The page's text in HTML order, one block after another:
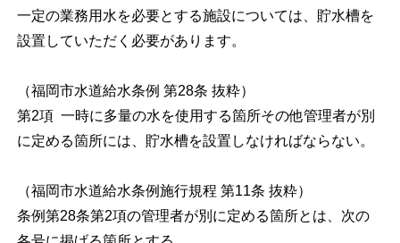
一定の業務用水を必要とする施設については、貯水槽を
設置していただく必要があります。
（福岡市水道給水条例 第28条 抜粋）
第2項 一時に多量の水を使用する箇所その他管理者が別
に定める箇所には、貯水槽を設置しなければならない。
（福岡市水道給水条例施行規程 第11条 抜粋）
条例第28条第2項の管理者が別に定める箇所とは、次の